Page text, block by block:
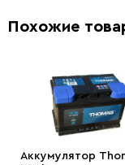
Похожие
Аккумулятор